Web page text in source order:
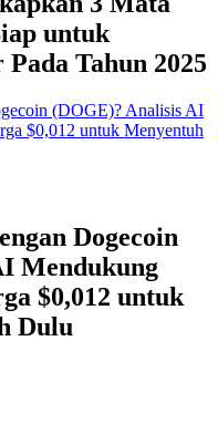
untuk
Tahun 2025
Dogecoin
Mendukung
$0,012 untuk
Dulu